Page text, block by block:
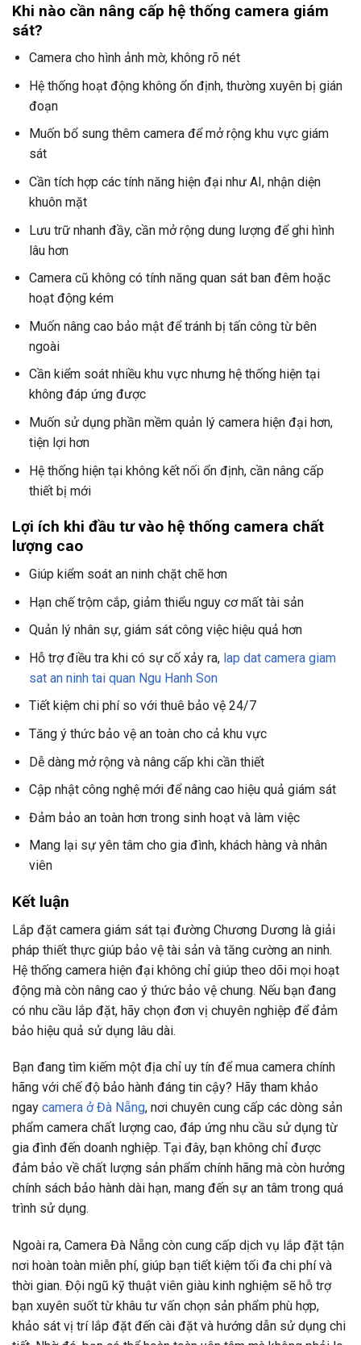
Khi nào cần nâng cấp hệ thống camera giám
sát?
Camera cho hình ảnh mờ, không rõ nét
Hệ thống hoạt động không ổn định, thường xuyên bị gián
đoạn
Muốn bổ sung thêm camera để mở rộng khu vực giám
sát
Cần tích hợp các tính năng hiện đại như AI, nhận diện
khuôn mặt
Lưu trữ nhanh đầy, cần mở rộng dung lượng để ghi hình
lâu hơn
Camera cũ không có tính năng quan sát ban đêm hoặc
hoạt động kém
Muốn nâng cao bảo mật để tránh bị tấn công từ bên
ngoài
Cần kiểm soát nhiều khu vực nhưng hệ thống hiện tại
không đáp ứng được
Muốn sử dụng phần mềm quản lý camera hiện đại hơn,
tiện lợi hơn
Hệ thống hiện tại không kết nối ổn định, cần nâng cấp
thiết bị mới
Lợi ích khi đầu tư vào hệ thống camera chất
lượng cao
Giúp kiểm soát an ninh chặt chẽ hơn
Hạn chế trộm cắp, giảm thiểu nguy cơ mất tài sản
Quản lý nhân sự, giám sát công việc hiệu quả hơn
Hỗ trợ điều tra khi có sự cố xảy ra, lap dat camera giam
sat an ninh tai quan Ngu Hanh Son
Tiết kiệm chi phí so với thuê bảo vệ 24/7
Tăng ý thức bảo vệ an toàn cho cả khu vực
Dễ dàng mở rộng và nâng cấp khi cần thiết
Cập nhật công nghệ mới để nâng cao hiệu quả giám sát
Đảm bảo an toàn hơn trong sinh hoạt và làm việc
Mang lại sự yên tâm cho gia đình, khách hàng và nhân
viên
Kết luận
Lắp đặt camera giám sát tại đường Chương Dương là giải
pháp thiết thực giúp bảo vệ tài sản và tăng cường an ninh.
Hệ thống camera hiện đại không chỉ giúp theo dõi mọi hoạt
động mà còn nâng cao ý thức bảo vệ chung. Nếu bạn đang
có nhu cầu lắp đặt, hãy chọn đơn vị chuyên nghiệp để đảm
bảo hiệu quả sử dụng lâu dài.
Bạn đang tìm kiếm một địa chỉ uy tín để mua camera chính
hãng với chế độ bảo hành đáng tin cậy? Hãy tham khảo
ngay camera ở Đà Nẵng, nơi chuyên cung cấp các dòng sản
phẩm camera chất lượng cao, đáp ứng nhu cầu sử dụng từ
gia đình đến doanh nghiệp. Tại đây, bạn không chỉ được
đảm bảo về chất lượng sản phẩm chính hãng mà còn hưởng
chính sách bảo hành dài hạn, mang đến sự an tâm trong quá
trình sử dụng.
Ngoài ra, Camera Đà Nẵng còn cung cấp dịch vụ lắp đặt tận
nơi hoàn toàn miễn phí, giúp bạn tiết kiệm tối đa chi phí và
thời gian. Đội ngũ kỹ thuật viên giàu kinh nghiệm sẽ hỗ trợ
bạn xuyên suốt từ khâu tư vấn chọn sản phẩm phù hợp,
khảo sát vị trí lắp đặt đến cài đặt và hướng dẫn sử dụng chi